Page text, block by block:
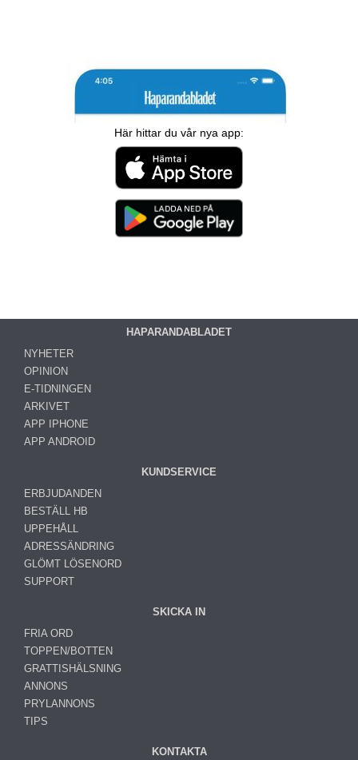
Här hittar du vår nya app:
HAPARANDABLADET
NYHETER
OPINION
E-TIDNINGEN
ARKIVET
APP IPHONE
APP ANDROID
KUNDSERVICE
ERBJUDANDEN
BESTÄLL HB
UPPEHÅLL
ADRESSÄNDRING
GLÖMT LÖSENORD
SUPPORT
SKICKA IN
FRIA ORD
TOPPEN/BOTTEN
GRATTISHÄLSNING
ANNONS
PRYLANNONS
TIPS
KONTAKTA